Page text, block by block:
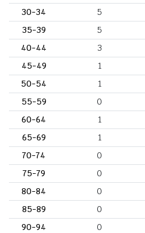
30-34
5
35-39
5
40-44
3
45-49
1
50-54
1
55-59
0
60-64
1
65-69
1
70-74
0
75-79
0
80-84
0
85-89
0
90-94
0